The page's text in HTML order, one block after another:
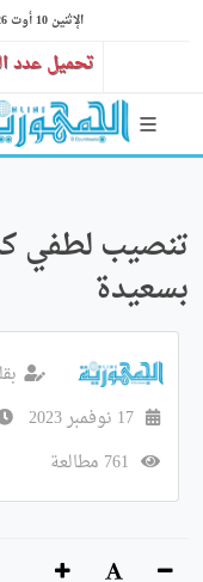
الإثنين 10 أوت 2026 | 27 صفر 1448
تحميل عدد
تنصيب لطفي
بسعيدة